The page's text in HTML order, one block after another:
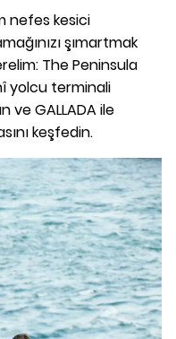
nefes kesici
şımartmak
The Peninsula
yolcu terminali
ve GALLADA ile
keşfedin.